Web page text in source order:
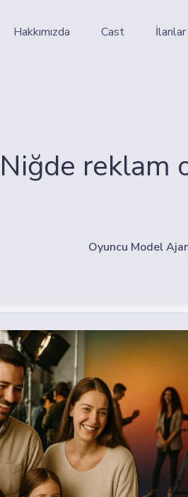
Hakkımızda Cast İlanlar
Niğde reklam
Oyuncu Model